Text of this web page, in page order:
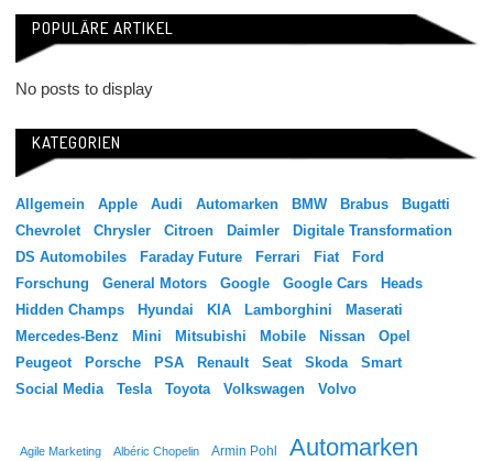
POPULÄRE ARTIKEL
No posts to display
KATEGORIEN
Allgemein Apple Audi Automarken BMW Brabus
Bugatti
Chevrolet
Chrysler Citroen Daimler
Digitale Transformation
DS Automobiles
Faraday Future Ferrari Fiat
Ford
Forschung
General Motors Google Google Cars
Heads
Hidden Champs
Hyundai KIA Lamborghini
Maserati
Mercedes-Benz
Mini Mitsubishi Mobile Nissan
Opel
Peugeot
Porsche PSA Renault Seat Skoda
Smart
Social Media
Tesla Toyota Volkswagen Volvo
Agile Marketing Albéric Chopelin Armin Pohl Automarken